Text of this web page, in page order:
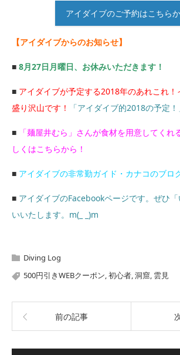
アイダイブのご予約はこちらか
【アイダイブからのお知らせ】
■ 8月27日月曜日、お休みいただきます！
■ アイダイブが予定する2018年のあれこれ
盛り沢山です！
「アイダイブ的2018の予定！
■
「麺屋井むら」さんが食材を用意してくれ
しくはこちらから！
■ アイダイブの非常勤ガイド・カナコのブロ
■ アイダイブのFacebookページです。ぜひ
いいたします。m(_ _)m
Diving Log
500円引きWEBクーポン,初心者,洞窟, 雲見
前の記事